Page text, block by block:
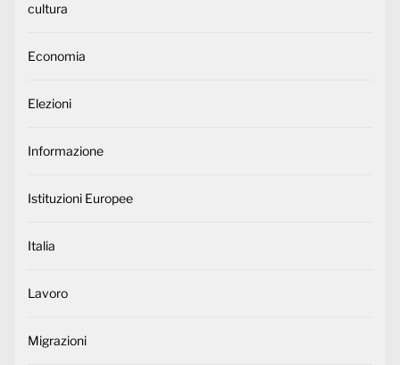
cultura
Economia
Elezioni
Informazione
Istituzioni Europee
Italia
Lavoro
Migrazioni